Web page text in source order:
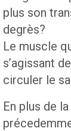
plus son
degrès?
Le muscle
s’agissant
circuler le
En plus de